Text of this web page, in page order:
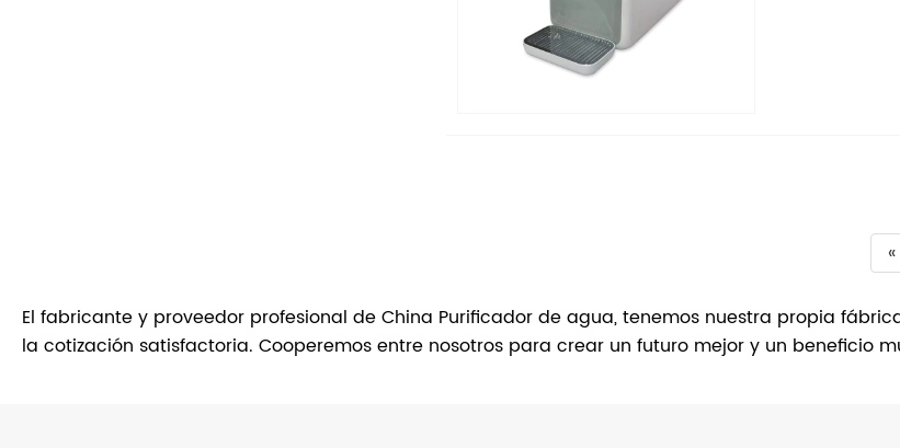
«
El fabricante y proveedor profesional de China Purificador de agua, tenemos nuestra propia
la cotización satisfactoria. Cooperemos entre nosotros para crear un futuro mejor y un beneficio